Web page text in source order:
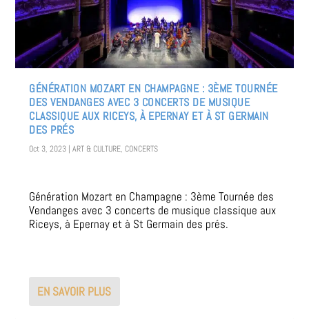
GÉNÉRATION MOZART EN CHAMPAGNE : 3ÈME TOURNÉE
DES VENDANGES AVEC 3 CONCERTS DE MUSIQUE
CLASSIQUE AUX RICEYS, À EPERNAY ET À ST GERMAIN
DES PRÉS
Oct 3, 2023 |ART & CULTURE, CONCERTS
Génération Mozart en Champagne : 3ème Tournée des
Vendanges avec 3 concerts de musique classique aux
Riceys, à Epernay et à St Germain des prés.
EN SAVOIR PLUS